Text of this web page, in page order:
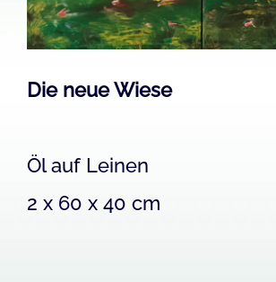
Die neue Wiese
Öl auf Leinen
2 x 60 x 40 cm